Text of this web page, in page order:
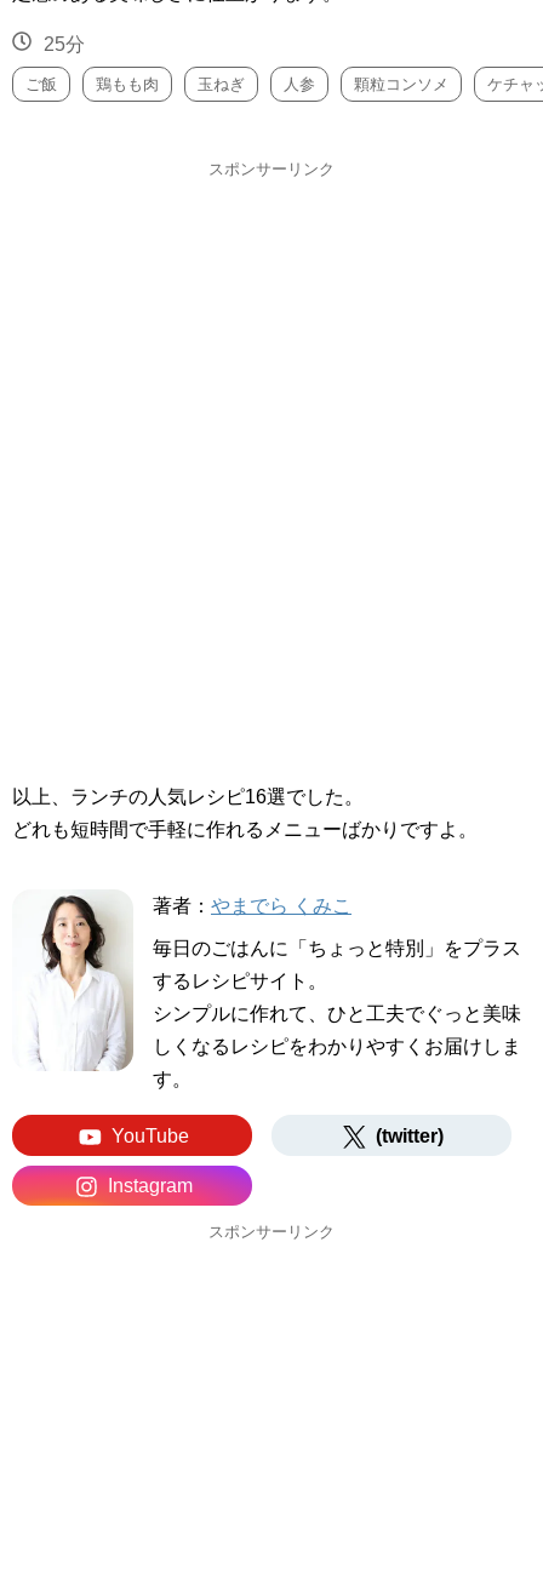
25分
ご飯 鶏もも肉 玉ねぎ 人参 顆粒コンソメ ケチャ
スポンサーリンク
以上、ランチの人気レシピ16選でした。
どれも短時間で手軽に作れるメニューばかりですよ。
著者： やまでら くみこ
毎日のごはんに「ちょっと特別」をプラス
するレシピサイト。
シンプルに作れて、ひと工夫でぐっと美味
しくなるレシピをわかりやすくお届けしま
す。
YouTube (twitter)
Instagram
スポンサーリンク